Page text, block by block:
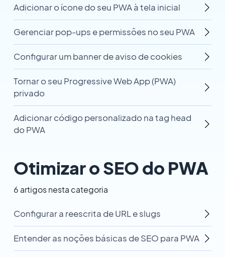
Adicionar o ícone do seu PWA à tela inicial
Gerenciar pop-ups e permissões no seu PWA
Configurar um banner de aviso de cookies
Tornar o seu Progressive Web App (PWA)
privado
Adicionar código personalizado na tag head
do PWA
Otimizar o SEO do PWA
6 artigos nesta categoria
Configurar a reescrita de URL e slugs
Entender as noções básicas de SEO para PWA